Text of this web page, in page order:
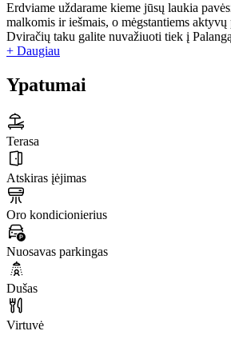
Erdviame uždarame kieme jūsų laukia
malkomis ir iešmais, o mėgstantiems
Dviračių taku galite nuvažiuoti tiek į
+ Daugiau
Ypatumai
Terasa
Atskiras įėjimas
Oro kondicionierius
Nuosavas parkingas
Dušas
Virtuvė